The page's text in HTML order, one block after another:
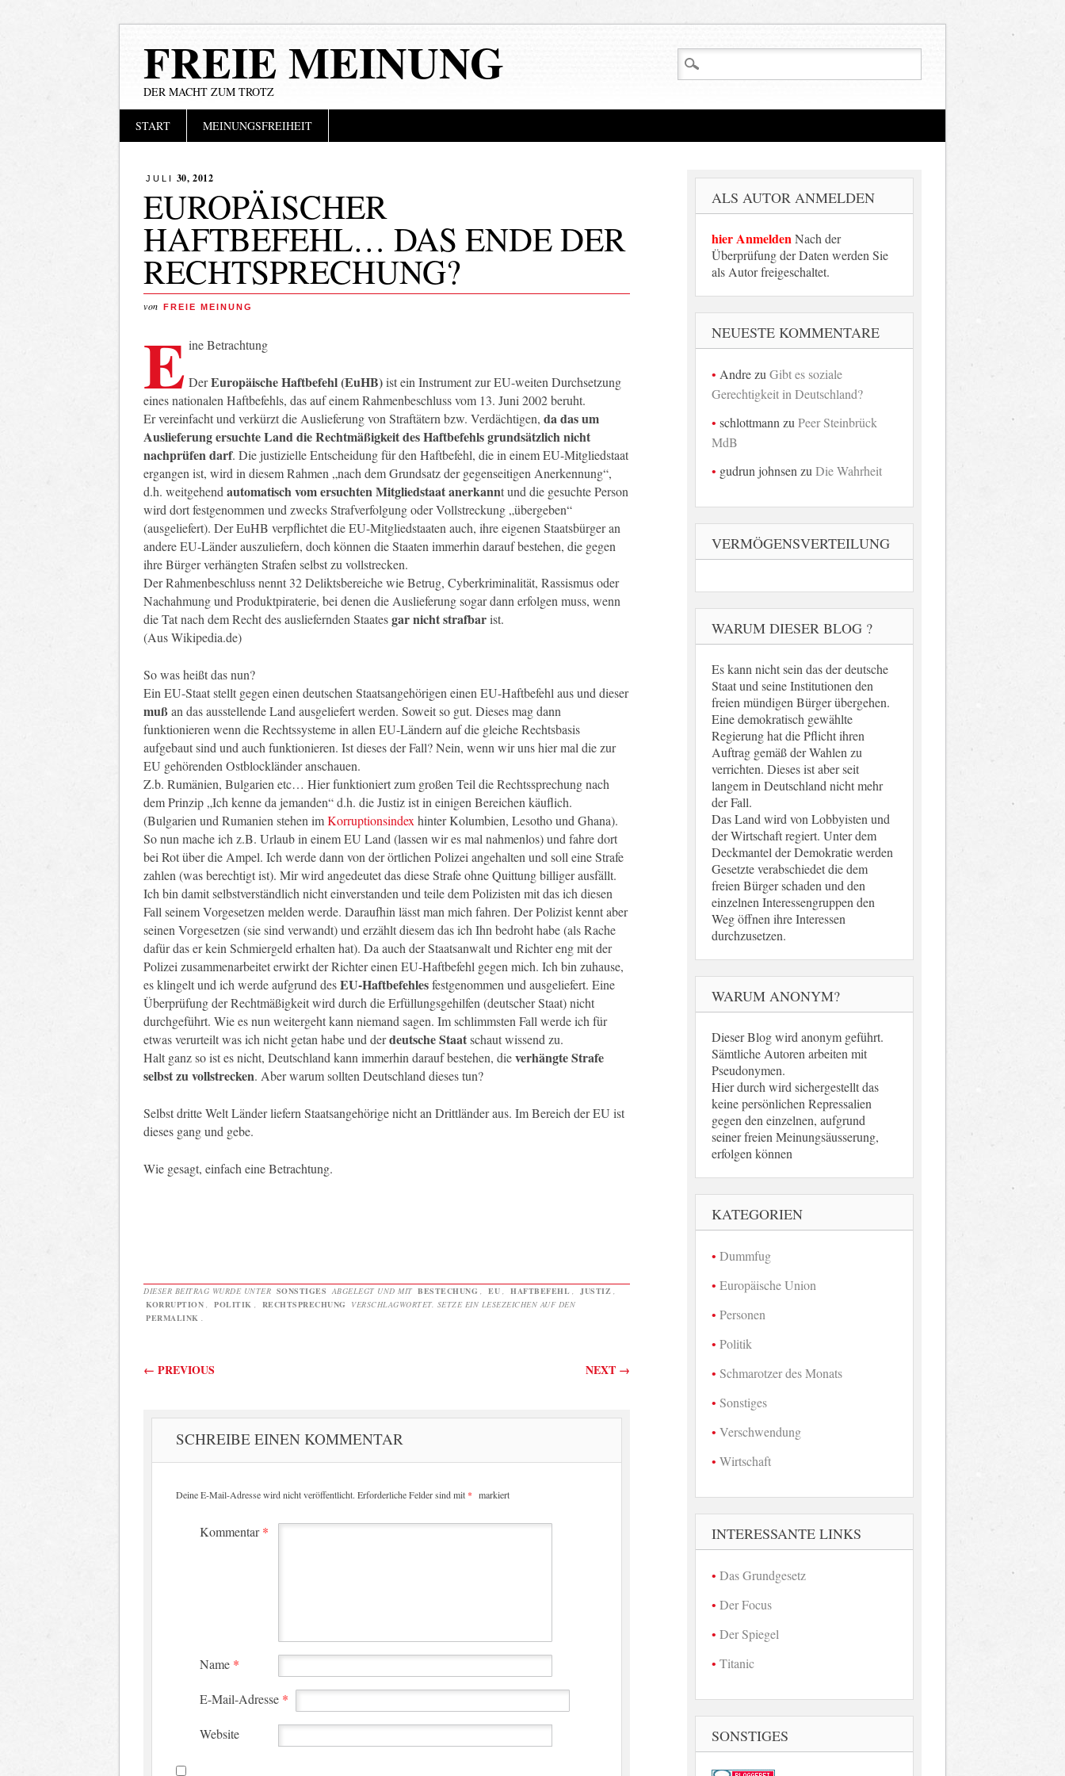
FREIE MEINUNG
DER MACHT ZUM TROTZ
Hauptmenü
InhaltSTART MEINUNGSFREIHEIT
JULI 30, 2012
EUROPÄISCHER
HAFTBEFEHL… DAS ENDE DER
RECHTSPRECHUNG?
von FREIE MEINUNG
E ine Betrachtung
DerEuropäische Haftbefehl (EuHB)ist ein Instrument zur EU-weiten Durchsetzung
eines nationalen Haftbefehls, das auf einem Rahmenbeschluss vom 13. Juni 2002 beruht.
Er vereinfacht und verkürzt die Auslieferung von Straftätern bzw. Verdächtigen, da das um
Auslieferung ersuchte Land die Rechtmäßigkeit des Haftbefehls grundsätzlich nicht
nachprüfen darf. Die justizielle Entscheidung für den Haftbefehl, die in einem EU-Mitgliedstaat
ergangen ist, wird in diesem Rahmen „nach dem Grundsatz der gegenseitigen Anerkennung“,
d.h. weitgehend automatisch vom ersuchten Mitgliedstaat anerkannt und die gesuchte Person
wird dort festgenommen und zwecks Strafverfolgung oder Vollstreckung „übergeben“
(ausgeliefert). Der EuHB verpflichtet die EU-Mitgliedstaaten auch, ihre eigenen Staatsbürger an
andere EU-Länder auszuliefern, doch können die Staaten immerhin darauf bestehen, die gegen
ihre Bürger verhängten Strafen selbst zu vollstrecken.
Der Rahmenbeschluss nennt 32 Deliktsbereiche wie Betrug, Cyberkriminalität, Rassismus oder
Nachahmung und Produktpiraterie, bei denen die Auslieferung sogar dann erfolgen muss, wenn
die Tat nach dem Recht des ausliefernden Staatesgar nicht strafbarist.
(Aus Wikipedia.de)
So was heißt das nun?
Ein EU-Staat stellt gegen einen deutschen Staatsangehörigen einen EU-Haftbefehl aus und dieser
mußan das ausstellende Land ausgeliefert werden. Soweit so gut. Dieses mag dann
funktionieren wenn die Rechtssysteme in allen EU-Ländern auf die gleiche Rechtsbasis
aufgebaut sind und auch funktionieren. Ist dieses der Fall? Nein, wenn wir uns hier mal die zur
EU gehörenden Ostblockländer anschauen.
Z.b. Rumänien, Bulgarien etc… Hier funktioniert zum großen Teil die Rechtssprechung nach
dem Prinzip „Ich kenne da jemanden“ d.h. die Justiz ist in einigen Bereichen käuflich.
(Bulgarien und Rumanien stehen imKorruptionsindex hinter Kolumbien, Lesotho und Ghana).
So nun mache ich z.B. Urlaub in einem EU Land (lassen wir es mal nahmenlos) und fahre dort
bei Rot über die Ampel. Ich werde dann von der örtlichen Polizei angehalten und soll eine Strafe
zahlen (was berechtigt ist). Mir wird angedeutet das diese Strafe ohne Quittung billiger ausfällt.
Ich bin damit selbstverständlich nicht einverstanden und teile dem Polizisten mit das ich diesen
Fall seinem Vorgesetzen melden werde. Daraufhin lässt man mich fahren. Der Polizist kennt aber
seinen Vorgesetzen (sie sind verwandt) und erzählt diesem das ich Ihn bedroht habe (als Rache
dafür das er kein Schmiergeld erhalten hat). Da auch der Staatsanwalt und Richter eng mit der
Polizei zusammenarbeitet erwirkt der Richter einen EU-Haftbefehl gegen mich. Ich bin zuhause,
es klingelt und ich werde aufgrund desEU-Haftbefehlesfestgenommen und ausgeliefert. Eine
Überprüfung der Rechtmäßigkeit wird durch die Erfüllungsgehilfen (deutscher Staat) nicht
durchgeführt. Wie es nun weitergeht kann niemand sagen. Im schlimmsten Fall werde ich für
etwas verurteilt was ich nicht getan habe und derdeutsche Staatschaut wissend zu.
Halt ganz so ist es nicht, Deutschland kann immerhin darauf bestehen, dieverhängte Strafe
selbst zu vollstrecken. Aber warum sollten Deutschland dieses tun?
Selbst dritte Welt Länder liefern Staatsangehörige nicht an Drittländer aus. Im Bereich der EU ist
dieses gang und gebe.
Wie gesagt, einfach eine Betrachtung.
DIESER BEITRAG WURDE UNTER SONSTIGES ABGELEGT UND MIT BESTECHUNG EU HAFTBEFEHL JUSTIZ
KORRUPTION
POLITIK RECHTSPRECHUNG
VERSCHLAGWORTET. SETZE EIN LESEZEICHEN AUF DEN
PERMALINK
Beitragsnavigation
← PREVIOUS NEXT →
SCHREIBE EINEN KOMMENTAR
Deine E-Mail-Adresse wird nicht veröffentlicht. Erforderliche Felder sind mit * markiert
Kommentar*
Name *
E-Mail-Adresse *
Website
ALS AUTOR ANMELDEN
hier Anmelden Nach der
Überprüfung der Daten werden Sie
als Autor freigeschaltet.
NEUESTE KOMMENTARE
Andrezu Gibt es soziale
Gerechtigkeit in Deutschland?
schlottmann zu Peer Steinbrück
MdB
gudrun johnsen zu Die Wahrheit
VERMÖGENSVERTEILUNG
WARUM DIESER BLOG ?
Es kann nicht sein das der deutsche
Staat und seine Institutionen den
freien mündigen Bürger übergehen.
Eine demokratisch gewählte
Regierung hat die Pflicht ihren
Auftrag gemäß der Wahlen zu
verrichten. Dieses ist aber seit
langem in Deutschland nicht mehr
der Fall.
Das Land wird von Lobbyisten und
der Wirtschaft regiert. Unter dem
Deckmantel der Demokratie werden
Gesetzte verabschiedet die dem
freien Bürger schaden und den
einzelnen Interessengruppen den
Weg öffnen ihre Interessen
durchzusetzen.
WARUM ANONYM?
Dieser Blog wird anonym geführt.
Sämtliche Autoren arbeiten mit
Pseudonymen.
Hier durch wird sichergestellt das
keine persönlichen Repressalien
gegen den einzelnen, aufgrund
seiner freien Meinungsäusserung,
erfolgen können
KATEGORIEN
Dummfug
Europäische Union
Personen
Politik
Schmarotzer des Monats
Sonstiges
Verschwendung
Wirtschaft
INTERESSANTE LINKS
Das Grundgesetz
Der Focus
Der Spiegel
Titanic
SONSTIGES